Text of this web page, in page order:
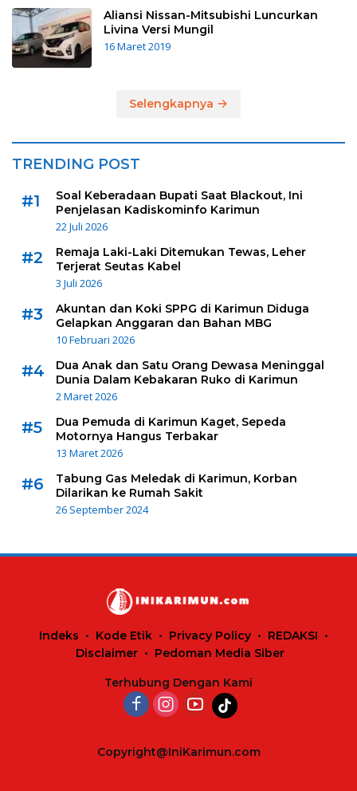
Aliansi Nissan-Mitsubishi Luncurkan
Livina Versi Mungil
16 Maret 2019
Selengkapnya
TRENDING POST
#1
Soal Keberadaan Bupati Saat Blackout, Ini
Penjelasan Kadiskominfo Karimun
22 Juli 2026
#2
Remaja Laki-Laki Ditemukan Tewas, Leher
Terjerat Seutas Kabel
3 Juli 2026
#3
Akuntan dan Koki SPPG di Karimun Diduga
Gelapkan Anggaran dan Bahan MBG
10 Februari 2026
#4
Dua Anak dan Satu Orang Dewasa Meninggal
Dunia Dalam Kebakaran Ruko di Karimun
2 Maret 2026
#5
Dua Pemuda di Karimun Kaget, Sepeda
Motornya Hangus Terbakar
13 Maret 2026
#6
Tabung Gas Meledak di Karimun, Korban
Dilarikan ke Rumah Sakit
26 September 2024
Indeks Kode Etik Privacy Policy
REDAKSI
Disclaimer
Pedoman Media Siber
Terhubung Dengan Kami
Copyright@IniKarimun.com